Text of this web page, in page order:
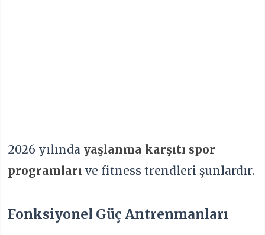
2026 yılında yaşlanma karşıtı spor
programları ve fitness trendleri şunlardır.
Fonksiyonel Güç Antrenmanları